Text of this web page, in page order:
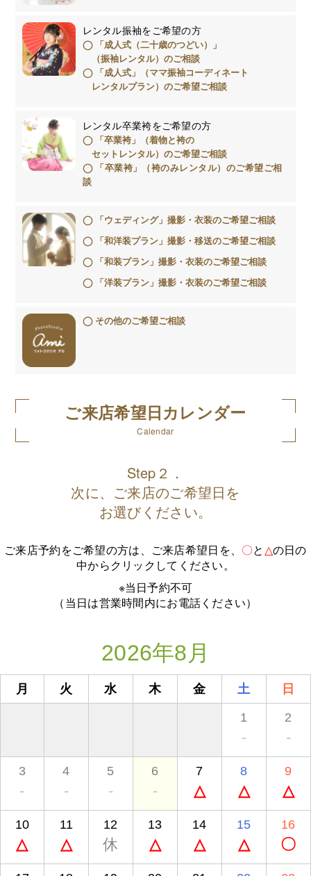
レンタル振袖をご希望の方
「成人式（二十歳のつどい）」
（振袖レンタル）のご相談
「成人式」（ママ振袖コーディネート
レンタルプラン）のご希望ご相談
レンタル卒業袴をご希望の方
「卒業袴」（着物と袴の
セットレンタル）のご希望ご相談
「卒業袴」（袴のみレンタル）のご希望ご相
談
「ウェディング」撮影・衣装のご希望ご相談
「和洋装プラン」撮影・移送のご希望ご相談
「和装プラン」撮影・衣装のご希望ご相談
「洋装プラン」撮影・衣装のご希望ご相談
その他のご希望ご相談
ご来店希望日カレンダー
Calendar
Step２．
次に、ご来店のご希望日を
お選びください。
ご来店予約をご希望の方は、ご来店希望日を、 〇と △の日の
中からクリックしてください。
※当日予約不可
（当日は営業時間内にお電話ください）
2026年8月
月 火 水 木 金 土 日
1
-
2
-
3
-
4
-
5
-
6
-
7
△
8
△
9
△
10
△
11
△
12
休
13
△
14
△
15
△
16
〇